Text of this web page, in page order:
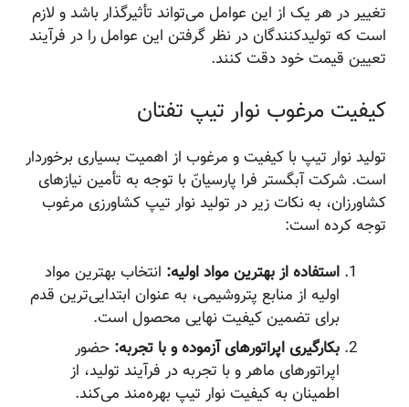
تغییر در هر یک از این عوامل می‌تواند تأثیرگذار باشد و لازم
است که تولیدکنندگان در نظر گرفتن این عوامل را در فرآیند
تعیین قیمت خود دقت کنند.
کیفیت مرغوب نوار تیپ تفتان
تولید نوار تیپ با کیفیت و مرغوب از اهمیت بسیاری برخوردار
است. شرکت آبگستر فرا پارسیانّ با توجه به تأمین نیازهای
کشاورزان، به نکات زیر در تولید نوار تیپ کشاورزی مرغوب
توجه کرده است:
استفاده از بهترین مواد اولیه:انتخاب بهترین مواد
اولیه از منابع پتروشیمی، به عنوان ابتدایی‌ترین قدم
برای تضمین کیفیت نهایی محصول است.
بکارگیری اپراتورهای آزموده و با تجربه:حضور
اپراتورهای ماهر و با تجربه در فرآیند تولید، از
اطمینان به کیفیت نوار تیپ بهره‌مند می‌کند.